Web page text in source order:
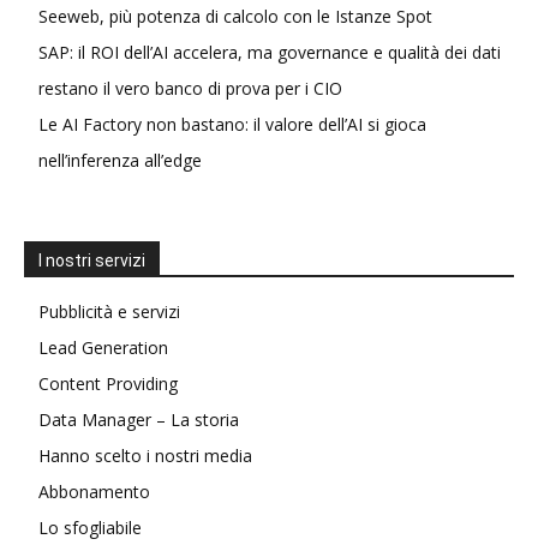
Seeweb, più potenza di calcolo con le Istanze Spot
SAP: il ROI dell’AI accelera, ma governance e qualità dei dati
restano il vero banco di prova per i CIO
Le AI Factory non bastano: il valore dell’AI si gioca
nell’inferenza all’edge
I nostri servizi
Pubblicità e servizi
Lead Generation
Content Providing
Data Manager – La storia
Hanno scelto i nostri media
Abbonamento
Lo sfogliabile